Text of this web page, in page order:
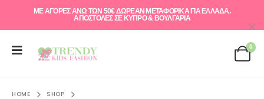
ΜΕ ΑΓΟΡΕΣ ΑΝΩ ΤΩΝ 50€ ΔΩΡΕΑΝ ΜΕΤΑΦΟΡΙΚΑ ΓΙΑ ΕΛΛAΔΑ.
ΑΠΟΣΤΟΛΕΣ ΣΕ ΚΥΠΡΟ & ΒΟΥΛΓΑΡΙΑ
0
HOME
SHOP